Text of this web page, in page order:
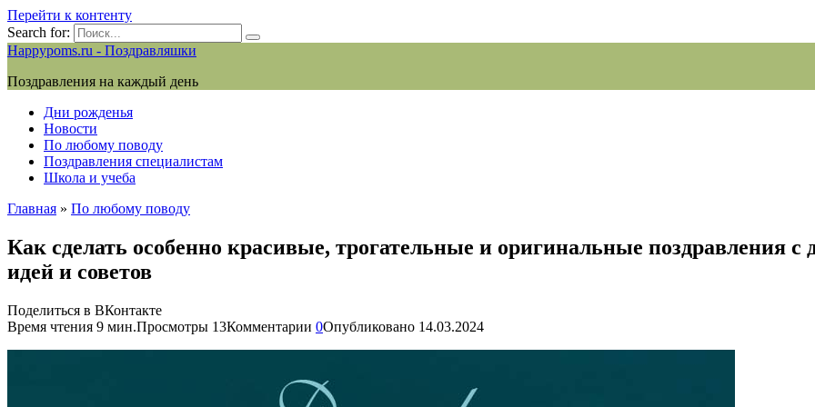
Перейти к контенту
Search for:
Happypoms.ru - Поздравляшки
Поздравления на каждый день
Дни рожденья
Новости
По любому поводу
Поздравления специалистам
Школа и учеба
Главная » По любому поводу
Как сделать особенно красивые, трогательные и оригинальные поздравления
идей и советов
Поделиться в ВКонтакте
Время чтения 9 мин.Просмотры 13Комментарии 0Опубликовано 14.03.2024